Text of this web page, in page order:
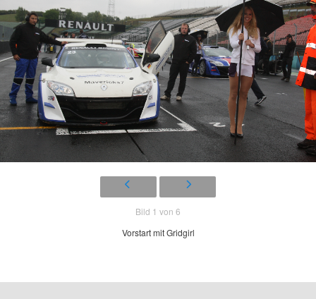
Bild 1 von 6
Vorstart mit Gridgirl